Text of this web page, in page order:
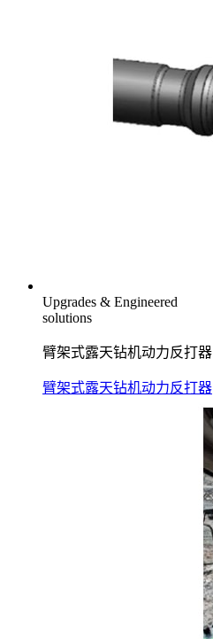
Upgrades & Engineered
solutions
臂架式露天钻机动力反打器
臂架式露天钻机动力反打器